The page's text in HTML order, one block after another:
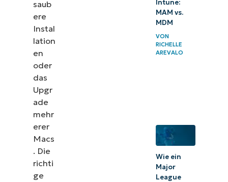
Verwaltung
meistern
saub
ere
Instal
lation
en
oder
das
Upgr
ade
mehr
erer
Macs
. Die
richti
ge
Intune:
MAM vs.
MDM
VON
RICHELLE
AREVALO
Wie ein
Major
League